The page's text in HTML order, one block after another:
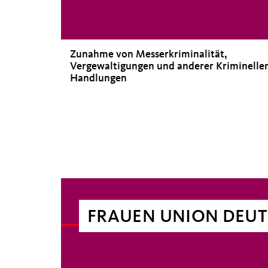
Zunahme von Messerkriminalität,
Vergewaltigungen und anderer
Handlungen
FRAUEN UNION